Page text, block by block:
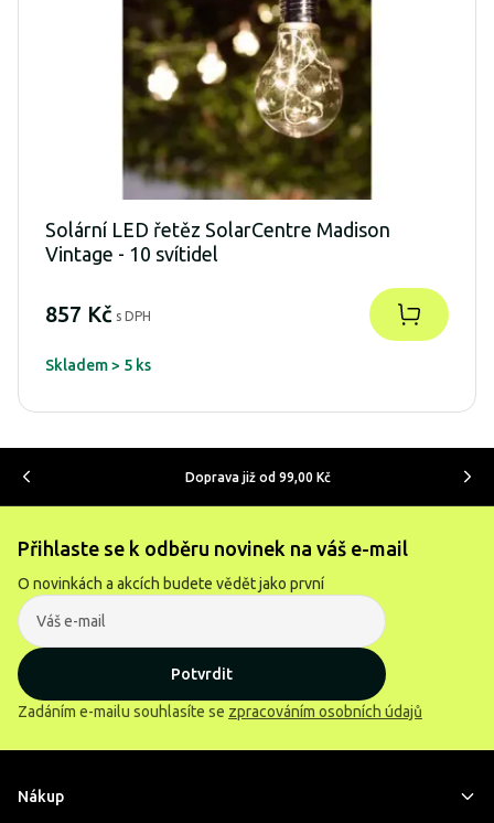
Solární LED řetěz SolarCentre Madison
Vintage - 10 svítidel
857 Kč s DPH
Skladem > 5 ks
Doprava již od 99,00 Kč
Přihlaste se k odběru novinek na váš e-mail
O novinkách a akcích budete vědět jako první
Potvrdit
Zadáním e-mailu souhlasíte se zpracováním osobních údajů
Nákup